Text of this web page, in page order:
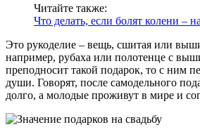
Читайте также:
Что делать, если болят колени –
Это рукоделие – вещь, сшитая или
например, рубаха или полотенце с
преподносит такой подарок, то с ним
души. Говорят, после самодельного
долго, а молодые проживут в мире и